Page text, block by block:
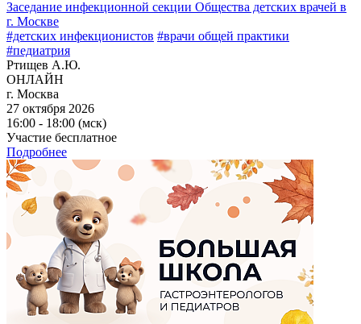
Заседание инфекционной секции Общества детских врачей в
г. Москве
#детских инфекционистов #врачи общей практики
#педиатрия
Ртищев А.Ю.
ОНЛАЙН
г. Москва
27 октября 2026
16:00 - 18:00 (мск)
Участие бесплатное
Подробнее